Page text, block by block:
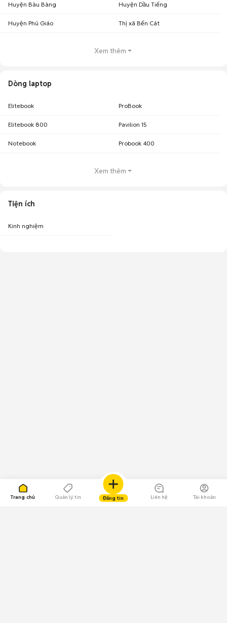
Trang chủ Quản lý tin Đăng tin Liên hệ Tài khoản
Huyện Bàu Bàng Huyện Dầu Tiếng
Huyện Phú Giáo Thị xã Bến Cát
Xem thêm
Dòng laptop
Elitebook ProBook
Elitebook 800 Pavilion 15
Notebook Probook 400
Xem thêm
Tiện ích
Kinh nghiệm